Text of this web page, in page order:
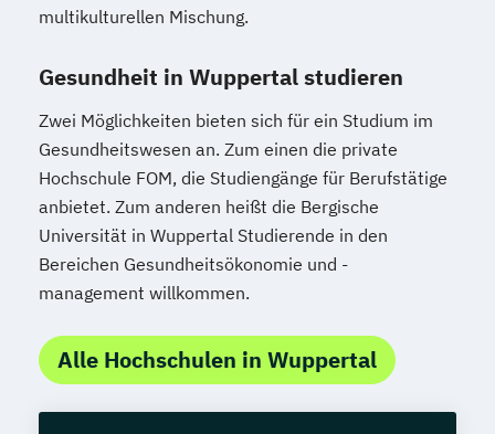
multikulturellen Mischung.
Gesundheit in Wuppertal studieren
Zwei Möglichkeiten bieten sich für ein Studium im
Gesundheitswesen an. Zum einen die private
Hochschule FOM, die Studiengänge für Berufstätige
anbietet. Zum anderen heißt die Bergische
Universität in Wuppertal Studierende in den
Bereichen Gesundheitsökonomie und -
management willkommen.
Alle Hochschulen in Wuppertal